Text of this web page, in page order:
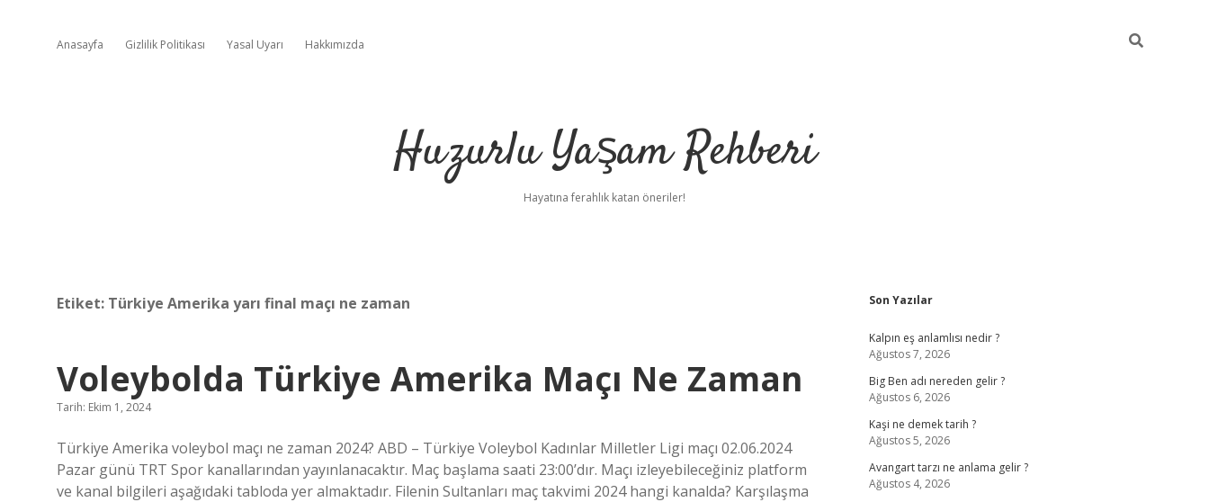
Anasayfa Gizlilik Politikası Yasal Uyarı Hakkımızda
Huzurlu Yaşam Rehberi
Hayatına ferahlık katan öneriler!
Etiket: Türkiye Amerika yarı final maçı ne zaman
Voleybolda Türkiye Amerika Maçı Ne Zaman
Tarih: Ekim 1, 2024
Türkiye Amerika voleybol maçı ne zaman 2024? ABD – Türkiye Voleybol Kadınlar Milletler Ligi maçı 02.06.2024
Pazar günü TRT Spor kanallarından yayınlanacaktır. Maç başlama saati 23:00’dır. Maçı izleyebileceğiniz platform
ve kanal bilgileri aşağıdaki tabloda yer almaktadır. Filenin Sultanları maç takvimi 2024 hangi kanalda? Karşılaşma
Sidebar
Son Yazılar
Kalpın eş anlamlısı nedir ?
Ağustos 7, 2026
Big Ben adı nereden gelir ?
Ağustos 6, 2026
Kaşi ne demek tarih ?
Ağustos 5, 2026
Avangart tarzı ne anlama gelir ?
Ağustos 4, 2026